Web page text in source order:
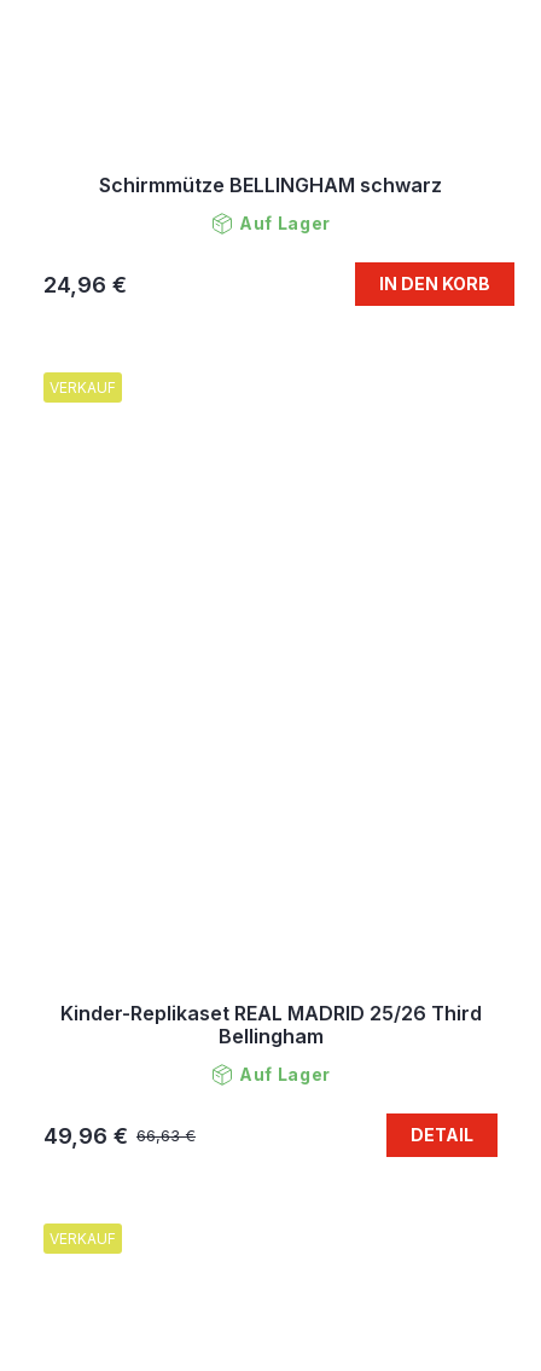
Schirmmütze BELLINGHAM schwarz
Auf Lager
24,96 € IN DEN KORB
VERKAUF
Kinder-Replikaset REAL MADRID 25/26 Third
Bellingham
Auf Lager
66,63 €
49,96 € DETAIL
VERKAUF